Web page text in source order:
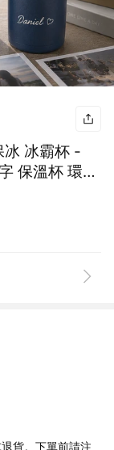
冰 冰霸杯 -
保溫杯 環保
貨。下單前請注